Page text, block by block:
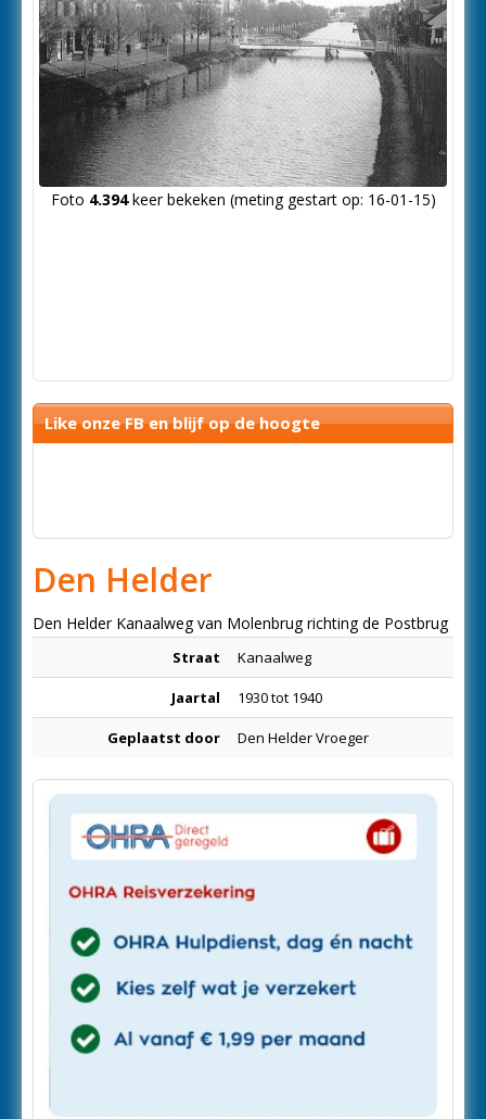
Foto 4.394keer bekeken (meting gestart op: 16-01-15)
Like onze FB en blijf op de hoogte
Den Helder
Den Helder Kanaalweg van Molenbrug richting de Postbrug
Straat Kanaalweg
Jaartal 1930 tot 1940
Geplaatst door Den Helder Vroeger